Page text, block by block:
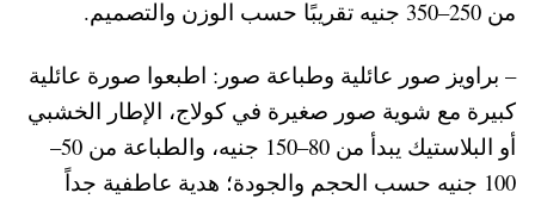
من 250–350 جنيه تقريبًا حسب الوزن والتصميم.
– براويز صور عائلية وطباعة صور: اطبعوا صورة عائلية
كبيرة مع شوية صور صغيرة في كولاج، الإطار الخشبي
أو البلاستيك يبدأ من 80–150 جنيه، والطباعة من 50–
100 جنيه حسب الحجم والجودة؛ هدية عاطفية جداً